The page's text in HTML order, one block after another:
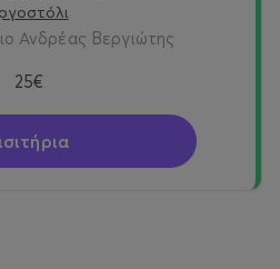
Ανδρέας Βεργιώτης
25€